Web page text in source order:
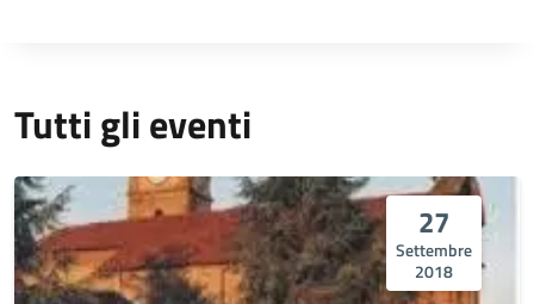
Tutti gli eventi
27
Settembre
2018